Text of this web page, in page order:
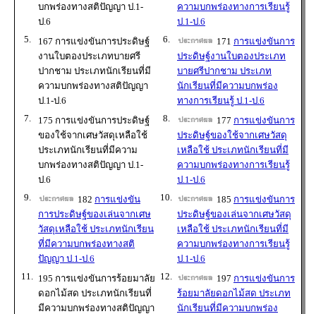
บกพร่องทางสติปัญญา ป.1-
ป.6
ความบกพร่องทางการเรียนรู้
ป.1-ป.6
5.
167 การแข่งขันการประดิษฐ์
งานใบตองประเภทบายศรี
ปากชาม ประเภทนักเรียนที่มี
ความบกพร่องทางสติปัญญา
ป.1-ป.6
6. 171 การแข่งขันการ
ประดิษฐ์งานใบตองประเภท
บายศรีปากชาม ประเภท
นักเรียนที่มีความบกพร่อง
ทางการเรียนรู้ ป.1-ป.6
7.
175 การแข่งขันการประดิษฐ์
ของใช้จากเศษวัสดุเหลือใช้
ประเภทนักเรียนที่มีความ
บกพร่องทางสติปัญญา ป.1-
ป.6
8. 177 การแข่งขันการ
ประดิษฐ์ของใช้จากเศษวัสดุ
เหลือใช้ ประเภทนักเรียนที่มี
ความบกพร่องทางการเรียนรู้
ป.1-ป.6
9.
182 การแข่งขัน
การประดิษฐ์ของเล่นจากเศษ
วัสดุเหลือใช้ ประเภทนักเรียน
ที่มีความบกพร่องทางสติ
ปัญญา ป.1-ป.6
10. 185 การแข่งขันการ
ประดิษฐ์ของเล่นจากเศษวัสดุ
เหลือใช้ ประเภทนักเรียนที่มี
ความบกพร่องทางการเรียนรู้
ป.1-ป.6
11.
195 การแข่งขันการร้อยมาลัย
ดอกไม้สด ประเภทนักเรียนที่
มีความบกพร่องทางสติปัญญา
12. 197 การแข่งขันการ
ร้อยมาลัยดอกไม้สด ประเภท
นักเรียนที่มีความบกพร่อง